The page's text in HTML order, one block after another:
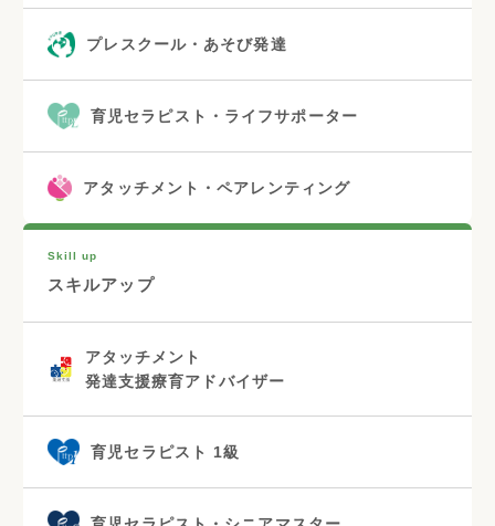
プレスクール・あそび発達
育児セラピスト・ライフサポーター
アタッチメント・ペアレンティング
Skill up
スキルアップ
アタッチメント
発達支援療育アドバイザー
育児セラピスト 1級